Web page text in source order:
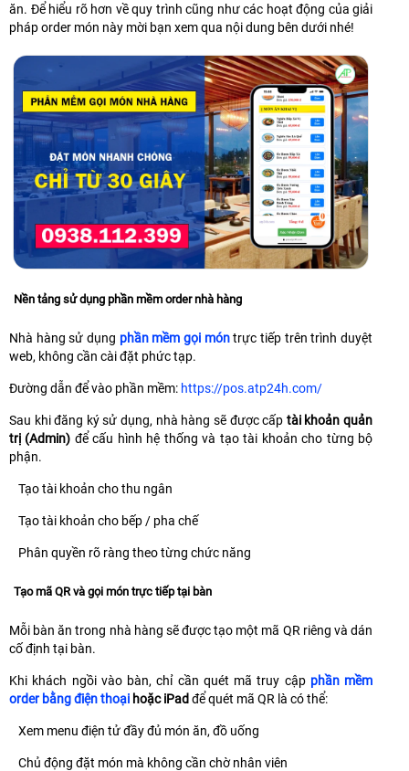
ăn. Để hiểu rõ hơn về quy trình cũng như các hoạt động của giải
pháp order món này mời bạn xem qua nội dung bên dưới nhé!
Nền tảng sử dụng phần mềm order nhà hàng
Nhà hàng sử dụng phần mềm gọi móntrực tiếp trên trình duyệt
web, không cần cài đặt phức tạp.
Đường dẫn để vào phần mềm: https://pos.atp24h.com/
Sau khi đăng ký sử dụng, nhà hàng sẽ được cấp tài khoản quản
trị (Admin) để cấu hình hệ thống và tạo tài khoản cho từng bộ
phận.
Tạo tài khoản cho thu ngân
Tạo tài khoản cho bếp / pha chế
Phân quyền rõ ràng theo từng chức năng
Tạo mã QR và gọi món trực tiếp tại bàn
Mỗi bàn ăn trong nhà hàng sẽ được tạo một mã QR riêng và dán
cố định tại bàn.
Khi khách ngồi vào bàn, chỉ cần quét mã truy cập phần mềm
order bằng điện thoại hoặc iPad để quét mã QR là có thể:
Xem menu điện tử đầy đủ món ăn, đồ uống
Chủ động đặt món mà không cần chờ nhân viên